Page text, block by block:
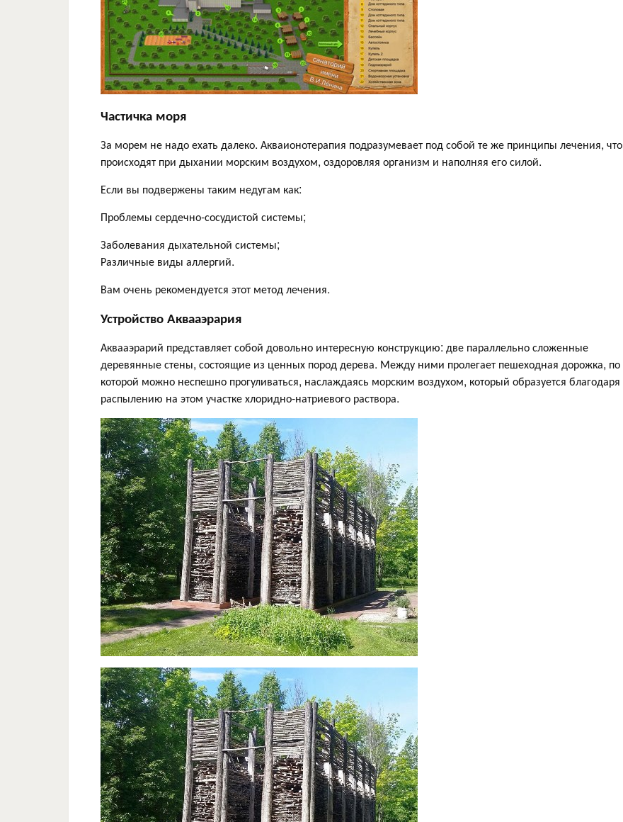
Частичка моря
За морем не надо ехать далеко. Акваионотерапия подразумевает под собой те же принципы лечения, что
происходят при дыхании морским воздухом, оздоровляя организм и наполняя его силой.
Если вы подвержены таким недугам как:
Проблемы сердечно-сосудистой системы;
Заболевания дыхательной системы;
Различные виды аллергий.
Вам очень рекомендуется этот метод лечения.
Устройство Аквааэрария
Аквааэрарий представляет собой довольно интересную конструкцию: две параллельно сложенные
деревянные стены, состоящие из ценных пород дерева. Между ними пролегает пешеходная дорожка, по
которой можно неспешно прогуливаться, наслаждаясь морским воздухом, который образуется благодаря
распылению на этом участке хлоридно-натриевого раствора.